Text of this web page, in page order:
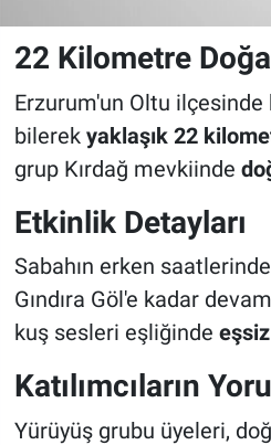
22 Kilometre
Erzurum'un Oltu
bilerek yaklaşık 22
grup Kırdağ mevkiinde
Etkinlik Detayları
Sabahın erken saatlerinde
Gındıra Göl'e kadar
kuş sesleri eşliğinde
Katılımcıların
Yürüyüş grubu üyeleri,